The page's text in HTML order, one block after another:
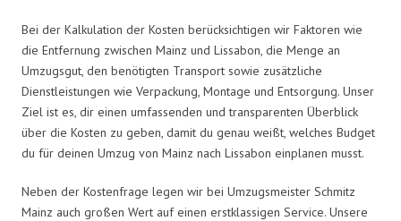
Bei der Kalkulation der Kosten berücksichtigen wir Faktoren wie
die Entfernung zwischen Mainz und Lissabon, die Menge an
Umzugsgut, den benötigten Transport sowie zusätzliche
Dienstleistungen wie Verpackung, Montage und Entsorgung. Unser
Ziel ist es, dir einen umfassenden und transparenten Überblick
über die Kosten zu geben, damit du genau weißt, welches Budget
du für deinen Umzug von Mainz nach Lissabon einplanen musst.
Neben der Kostenfrage legen wir bei Umzugsmeister Schmitz
Mainz auch großen Wert auf einen erstklassigen Service. Unsere